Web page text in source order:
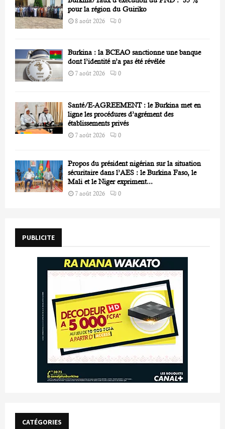
pour la région du Guiriko
8 août 2026 0
Burkina : la BCEAO sanctionne une banque
dont l’identité n’a pas été révélée
7 août 2026 0
Santé/E-AGREEMENT : le Burkina met en
ligne les procédures d’agrément des
établissements privés
7 août 2026 0
Propos du président nigérian sur la situation
sécuritaire dans l’AES : le Burkina Faso, le
Mali et le Niger expriment...
7 août 2026 0
PUBLICITE
CATÉGORIES